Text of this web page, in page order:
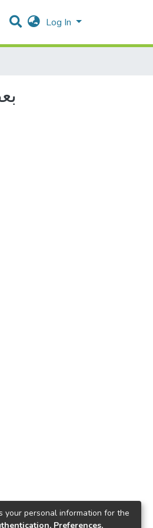
Log In
your personal information for the
Preferences,